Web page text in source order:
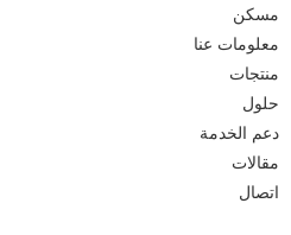
مسكن
معلومات عنا
منتجات
حلول
دعم الخدمة
مقالات
اتصال